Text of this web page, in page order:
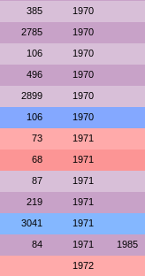
385 1970
2785 1970
106 1970
496 1970
2899 1970
106 1970
73 1971
68 1971
87 1971
219 1971
3041 1971
84 1971 1985
1972